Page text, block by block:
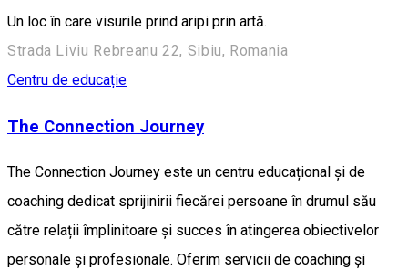
Un loc în care visurile prind aripi prin artă.
Strada Liviu Rebreanu 22, Sibiu, Romania
Centru de educație
The Connection Journey
The Connection Journey este un centru educațional și de
coaching dedicat sprijinirii fiecărei persoane în drumul său
către relații împlinitoare și succes în atingerea obiectivelor
personale și profesionale. Oferim servicii de coaching și